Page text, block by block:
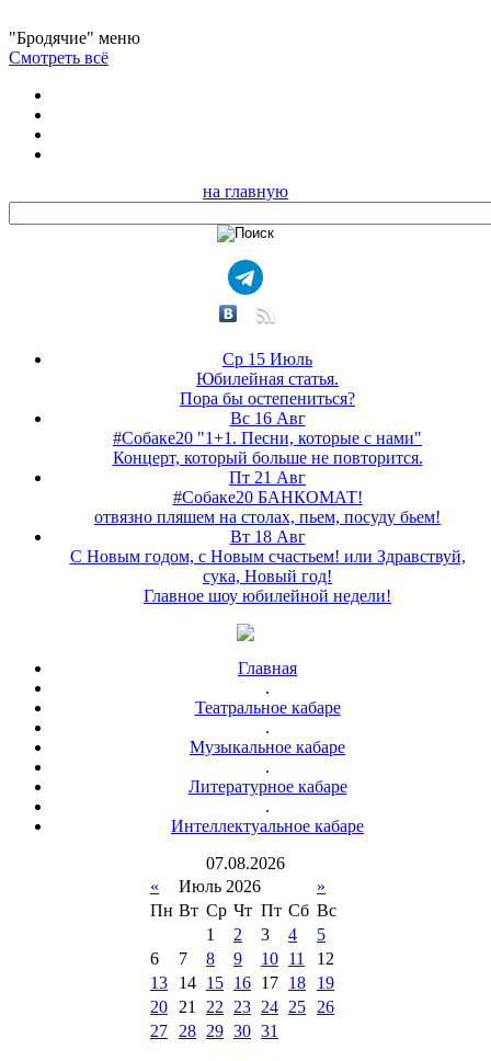
"Бродячие" меню
Смотреть всё
на главную
Ср 15 Июль
Юбилейная статья.
Пора бы остепениться?
Вс 16 Авг
#Собаке20 "1+1. Песни, которые с нами"
Концерт, который больше не повторится.
Пт 21 Авг
#Собаке20 БАНКОМАТ!
отвязно пляшем на столах, пьем, посуду бьем!
Вт 18 Авг
С Новым годом, с Новым счастьем! или Здравствуй,
сука, Новый год!
Главное шоу юбилейной недели!
Главная
.
Театральное кабаре
.
Музыкальное кабаре
.
Литературное кабаре
.
Интеллектуальное кабаре
07.08.2026
«
Июль 2026
»
Пн Вт Ср Чт Пт Сб Вс
1
2 3 4
5
6
7 8 9 10 11
12
13
14 15 16 17 18
19
20
21 22 23 24 25
26
27
28 29 30 31